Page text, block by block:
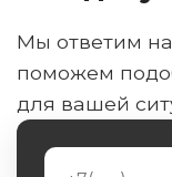
Мы ответим
поможем
для вашей